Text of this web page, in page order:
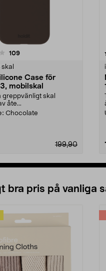
109recensioner
Case för
mobilskal
greppvänligt skal
åte...
Chocolate
199,90
4.5 av 5 stjärnor
bra pris på vanliga